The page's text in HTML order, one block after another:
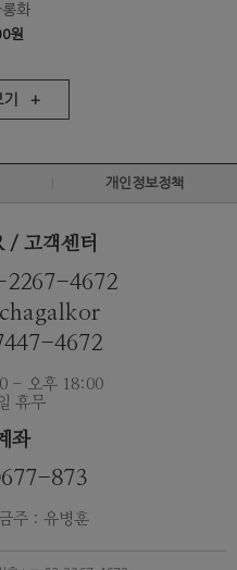
화
원
기 +
개인정보정책
/ 고객센터
2267-4672
4672
- 오후 18:00
휴무
좌
873
주 : 유병훈